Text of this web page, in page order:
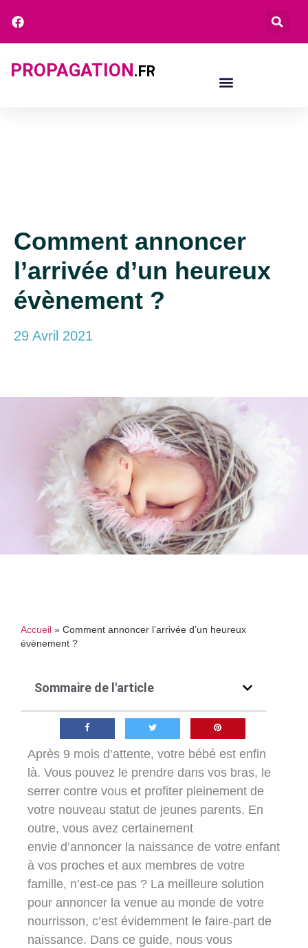
PROPAGATION.FR
Comment annoncer
l’arrivée d’un heureux
évènement ?
29 Avril 2021
Accueil » Comment annoncer l’arrivée d’un heureux
évènement ?
Sommaire de l'article
Après 9 mois d’attente, votre bébé est enfin
là. Vous pouvez le prendre dans vos bras, le
serrer contre vous et profiter pleinement de
votre nouveau statut de jeunes parents. En
outre, vous avez certainement
envie d’annoncer la naissance de votre enfant
à vos proches et aux membres de votre
famille, n’est-ce pas ? La meilleure solution
pour annoncer la venue au monde de votre
nourrisson, c’est évidemment le faire-part de
naissance. Dans ce guide, nous vous